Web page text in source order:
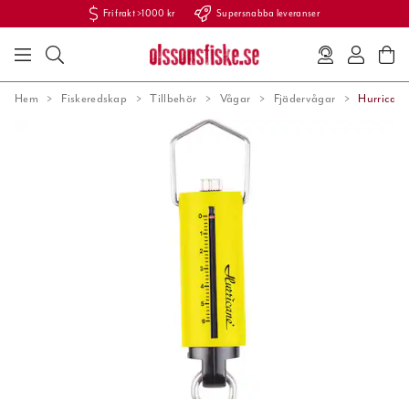
Fri frakt >1000 kr Supersnabba leveranser
Hem Fiskeredskap Tillbehör Vågar Fjädervågar